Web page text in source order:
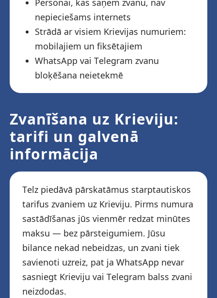
Personai, kas saņem zvanu, nav
nepieciešams internets
Strādā ar visiem Krievijas numuriem:
mobilajiem un fiksētajiem
WhatsApp vai Telegram zvanu
bloķēšana neietekmē
Zvanīšana uz Krieviju:
tarifi un galvenā
informācija
Telz piedāvā pārskatāmus starptautiskos
tarifus zvaniem uz Krieviju. Pirms numura
sastādīšanas jūs vienmēr redzat minūtes
maksu — bez pārsteigumiem. Jūsu
bilance nekad nebeidzas, un zvani tiek
savienoti uzreiz, pat ja WhatsApp nevar
sasniegt Krieviju vai Telegram balss zvani
neizdodas.